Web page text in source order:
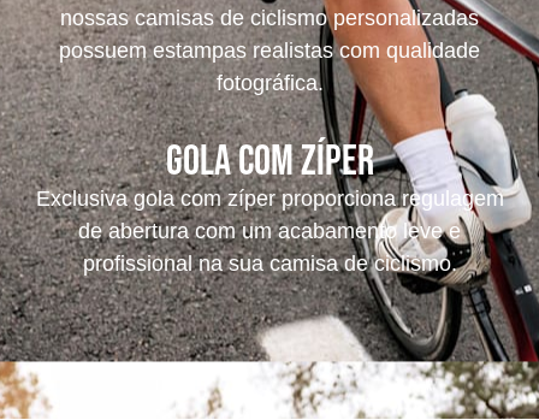
nossas camisas de ciclismo personalizadas
possuem estampas realistas com qualidade
fotográfica.
Gola com Zíper
Exclusiva gola com zíper proporciona regulagem
de abertura com um acabamento leve e
profissional na sua camisa de ciclismo.